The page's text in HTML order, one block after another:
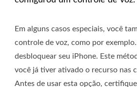
Em alguns casos especiais, você
controle de voz, como por
desbloquear seu iPhone. Este
você já tiver ativado o recurso nas
Antes de usar esta opção,